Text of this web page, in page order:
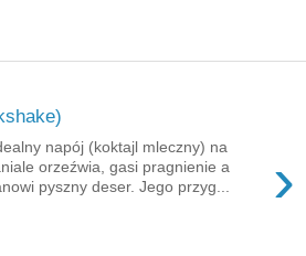
›
napój (koktajl mleczny) na
orzeźwia, gasi pragnienie a
pyszny deser. Jego przyg...